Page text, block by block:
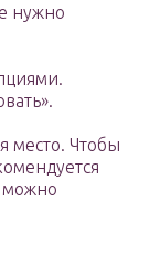
нужно
место. Чтобы
можно